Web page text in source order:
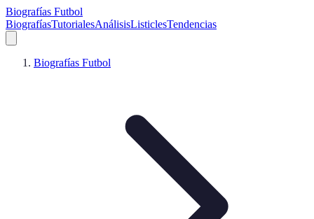
Biografías Futbol
BiografíasTutorialesAnálisisListiclesTendencias
Biografías Futbol